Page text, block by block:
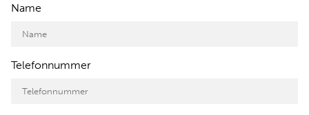
Name
Telefonnummer